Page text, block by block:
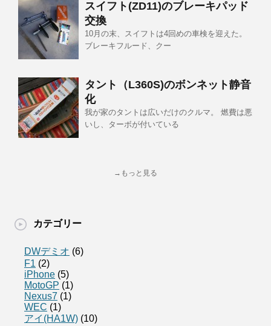
スイフト(ZD11)のブレーキパッド
交換
10月の末、スイフトは4回めの車検を迎えた。
ブレーキフルード、クー
タント（L360S)のボンネット静音
化
我が家のタントは広いだけのクルマ。 燃費は悪
いし、ターボが付いている
→もっと見る
カテゴリー
DWデミオ (6)
F1 (2)
iPhone (5)
MotoGP (1)
Nexus7 (1)
WEC (1)
アイ(HA1W) (10)